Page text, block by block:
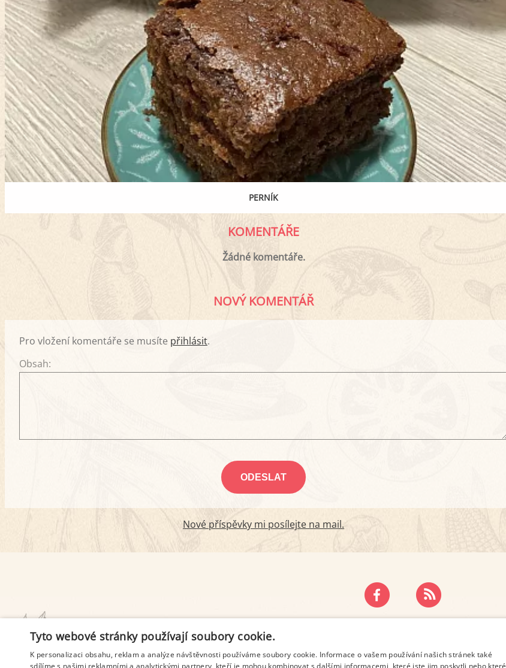
PERNÍK
KOMENTÁŘE
Žádné komentáře.
NOVÝ KOMENTÁŘ
Pro vložení komentáře se musíte přihlásit.
Obsah:
Nové příspěvky mi posílejte na mail.
PODMÍNKY UŽITÍ ZÁSADY OCHRANY OSOBNÍCH ÚDAJŮ
Tyto webové stránky používají soubory cookie.
K personalizaci obsahu, reklam a analýze návštěvnosti používáme soubory cookie. Informace o vašem používání našich stránek také
sdílíme s našimi reklamními a analytickými partnery, kteří je mohou kombinovat s dalšími informacemi, které jste jim poskytli nebo které